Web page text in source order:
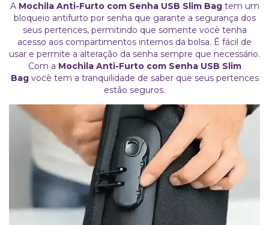
A Mochila Anti-Furto com Senha USB Slim Bagtem um
bloqueio antifurto por senha que garante a segurança dos
seus pertences, permitindo que somente você tenha
acesso aos compartimentos internos da bolsa. É fácil de
usar e permite a alteração da senha sempre que necessário.
Com a Mochila Anti-Furto com Senha USB Slim
Bagvocê tem a tranquilidade de saber que seus pertences
estão seguros.